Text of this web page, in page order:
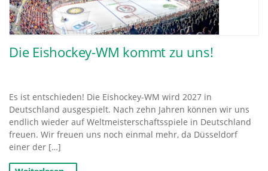
Die Eishockey-WM kommt zu uns!
Es ist entschieden! Die Eishockey-WM wird 2027 in
Deutschland ausgespielt. Nach zehn Jahren können wir uns
endlich wieder auf Weltmeisterschaftsspiele in Deutschland
freuen. Wir freuen uns noch einmal mehr, da Düsseldorf
einer der […]